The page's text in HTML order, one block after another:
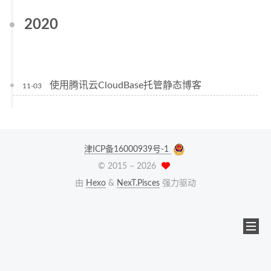
2020
11-03 使用腾讯云CloudBase托管静态博客
津ICP备16000939号-1
© 2015 – 2026
由 Hexo & NexT.Pisces 强力驱动